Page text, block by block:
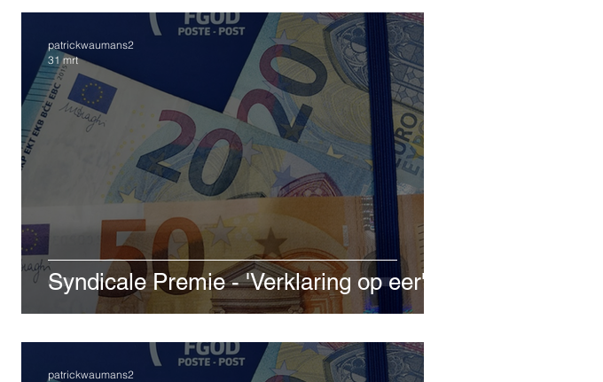
Syndicale Premie - 'Verklaring op eer'
patrickwaumans2
31 mrt
patrickwaumans2